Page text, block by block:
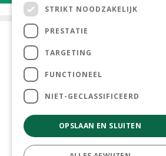
Contact
Openingstijden
Meer informatie
Klantervaringen
Tuincentrum Hoveniers Kamerplanten
STRIKT NOODZAKELIJK
PRESTATIE
TARGETING
FUNCTIONEEL
NIET-GECLASSIFICEERD
OPSLAAN EN SLUITEN